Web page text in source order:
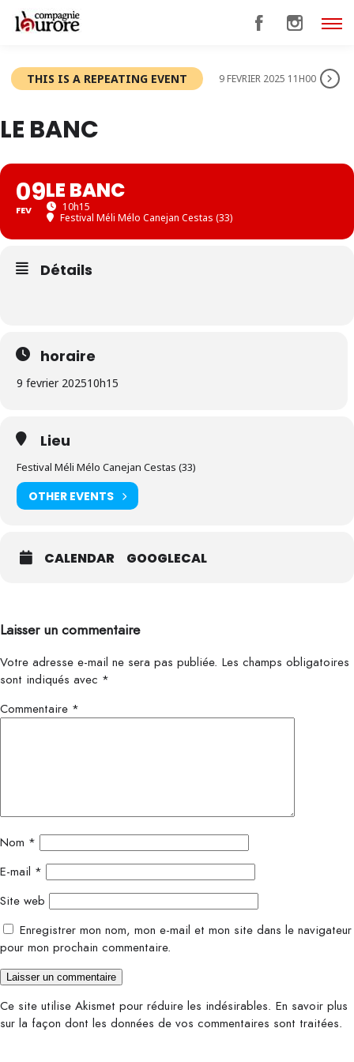
THIS IS A REPEATING EVENT 9 FEVRIER 2025 11H00
LE BANC
09
FEV
LE BANC
10h15
Festival Méli Mélo Canejan Cestas (33)
Détails
horaire
9 fevrier 202510h15
Lieu
Festival Méli Mélo Canejan Cestas (33)
OTHER EVENTS
CALENDAR GOOGLECAL
Laisser un commentaire
Votre adresse e-mail ne sera pas publiée. Les champs obligatoires
sont indiqués avec *
Commentaire *
Nom *
E-mail *
Site web
Enregistrer mon nom, mon e-mail et mon site dans le navigateur
pour mon prochain commentaire.
Ce site utilise Akismet pour réduire les indésirables. En savoir plus
sur la façon dont les données de vos commentaires sont traitées.